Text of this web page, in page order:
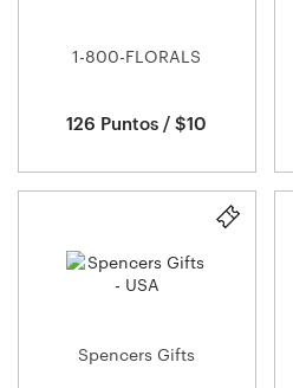
1-800-FLORALS
126 Puntos / $10
Spencers Gifts